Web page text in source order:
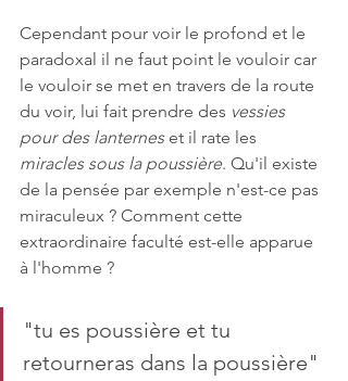
Cependant pour voir le profond et le
paradoxal il ne faut point le vouloir car
le vouloir se met en travers de la route
du voir, lui fait prendre des vessies
pour des lanternes et il rate les
miracles sous la poussière. Qu'il existe
de la pensée par exemple n'est-ce pas
miraculeux ? Comment cette
extraordinaire faculté est-elle apparue
à l'homme ?
"tu es poussière et tu
retourneras dans la poussière"